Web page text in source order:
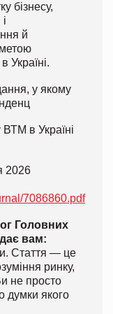
бізнесу,
й
Україні.
у якому
ВТМ в Україні
2026
7086860.pdf
Головних
вам:
Стаття — це
ринку,
не просто
думки якого